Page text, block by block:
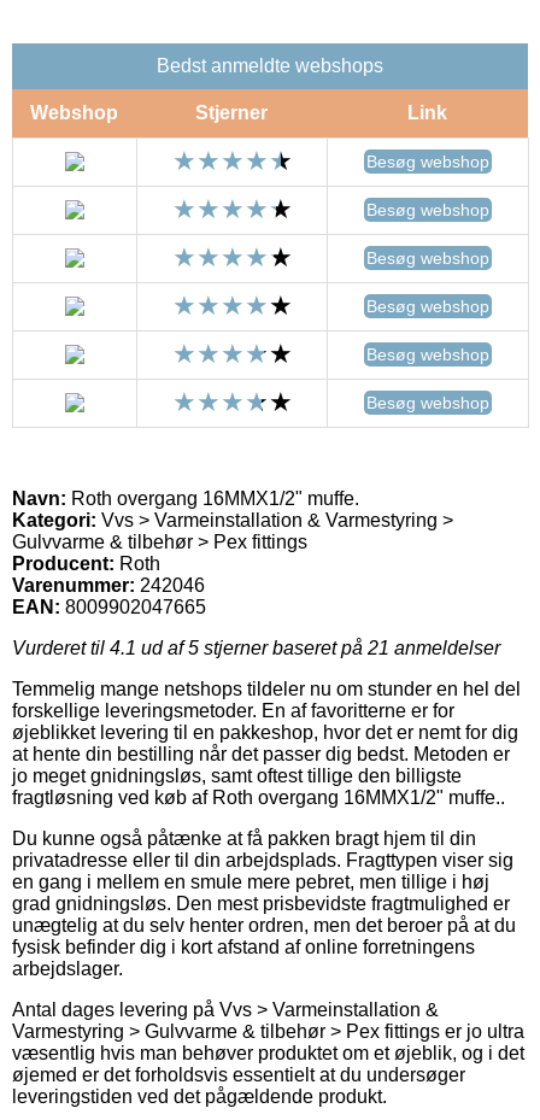
Bedst anmeldte webshops
Webshop Stjerner Link
Besøg webshop
Besøg webshop
Besøg webshop
Besøg webshop
Besøg webshop
Besøg webshop
Navn: Roth overgang 16MMX1/2" muffe.
Kategori: Vvs > Varmeinstallation & Varmestyring >
Gulvvarme & tilbehør > Pex fittings
Producent: Roth
Varenummer: 242046
EAN: 8009902047665
Vurderet til 4.1 ud af 5 stjerner baseret på 21 anmeldelser
Temmelig mange netshops tildeler nu om stunder en hel del
forskellige leveringsmetoder. En af favoritterne er for
øjeblikket levering til en pakkeshop, hvor det er nemt for dig
at hente din bestilling når det passer dig bedst. Metoden er
jo meget gnidningsløs, samt oftest tillige den billigste
fragtløsning ved køb af Roth overgang 16MMX1/2" muffe..
Du kunne også påtænke at få pakken bragt hjem til din
privatadresse eller til din arbejdsplads. Fragttypen viser sig
en gang i mellem en smule mere pebret, men tillige i høj
grad gnidningsløs. Den mest prisbevidste fragtmulighed er
unægtelig at du selv henter ordren, men det beroer på at du
fysisk befinder dig i kort afstand af online forretningens
arbejdslager.
Antal dages levering på Vvs > Varmeinstallation &
Varmestyring > Gulvvarme & tilbehør > Pex fittings er jo ultra
væsentlig hvis man behøver produktet om et øjeblik, og i det
øjemed er det forholdsvis essentielt at du undersøger
leveringstiden ved det pågældende produkt.